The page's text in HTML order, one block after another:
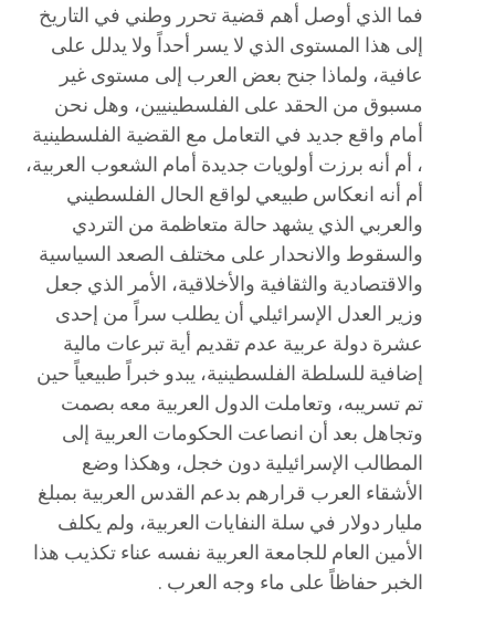
فما الذي أوصل أهم قضية تحرر وطني في التاريخ
إلى هذا المستوى الذي لا يسر أحداً ولا يدلل على
عافية، ولماذا جنح بعض العرب إلى مستوى غير
مسبوق من الحقد على الفلسطينيين، وهل نحن
أمام واقع جديد في التعامل مع القضية الفلسطينية
، أم أنه برزت أولويات جديدة أمام الشعوب العربية،
أم أنه انعكاس طبيعي لواقع الحال الفلسطيني
والعربي الذي يشهد حالة متعاظمة من التردي
والسقوط والانحدار على مختلف الصعد السياسية
والاقتصادية والثقافية والأخلاقية، الأمر الذي جعل
وزير العدل الإسرائيلي أن يطلب سراً من إحدى
عشرة دولة عربية عدم تقديم أية تبرعات مالية
إضافية للسلطة الفلسطينية، يبدو خبراً طبيعياً حين
تم تسريبه، وتعاملت الدول العربية معه بصمت
وتجاهل بعد أن انصاعت الحكومات العربية إلى
المطالب الإسرائيلية دون خجل، وهكذا وضع
الأشقاء العرب قرارهم بدعم القدس العربية بمبلغ
مليار دولار في سلة النفايات العربية، ولم يكلف
الأمين العام للجامعة العربية نفسه عناء تكذيب هذا
الخبر حفاظاً على ماء وجه العرب .